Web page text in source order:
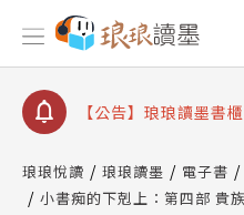
【公告】琅琅讀墨數
【公告】琅琅讀墨書
【公告】琅琅讀墨 3
請圖文教學
查詢
【公告】琅琅讀墨數
琅琅悅讀 琅琅讀墨 電子書
小書痴的下剋上：第四部 貴